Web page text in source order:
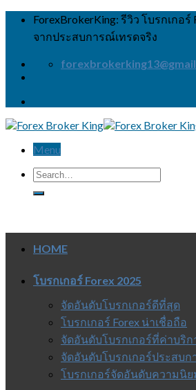
Skip
content
ForexBrokerKing: รีวิว โบรกเกอ
จากประสบการณ์เทรดจริง
Menu
HOME
โบรกเกอร์ Forex 2025
จัดอันดับโบรกเกอร์ดีที่สุด
โบรกเกอร์ Forex น่าเชื่อถือ
จัดอันดับโบรกเกอร์ที่ค่าบริก
จัดอันดับโบรกเกอร์ประสบ
โบรกเกอร์จัดอันดับความนิ